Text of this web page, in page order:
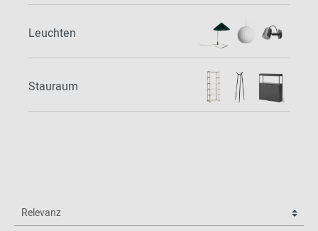
Leuchten
Stauraum